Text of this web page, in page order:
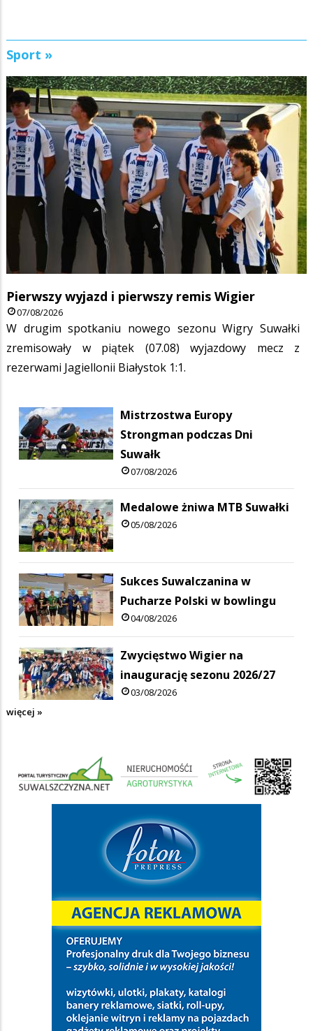
Sport »
Pierwszy wyjazd i pierwszy remis Wigier
07/08/2026
W drugim spotkaniu nowego sezonu Wigry Suwałki
zremisowały w piątek (07.08) wyjazdowy mecz z
rezerwami Jagiellonii Białystok 1:1.
Mistrzostwa Europy
Strongman podczas Dni
Suwałk
07/08/2026
Medalowe żniwa MTB Suwałki
05/08/2026
Sukces Suwalczanina w
Pucharze Polski w bowlingu
04/08/2026
Zwycięstwo Wigier na
inaugurację sezonu 2026/27
03/08/2026
więcej »